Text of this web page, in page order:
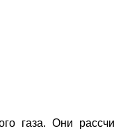
газа. Они